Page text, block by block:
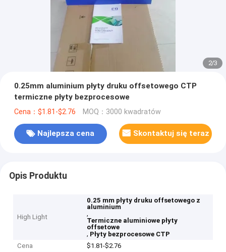
2/3
0.25mm aluminium płyty druku offsetowego CTP
termiczne płyty bezprocesowe
Cena：$1.81-$2.76 MOQ：3000 kwadratów
Najlepsza cena Skontaktuj się teraz
Opis Produktu
High Light
0.25 mm płyty druku offsetowego z
aluminium
,
Termiczne aluminiowe płyty
offsetowe
, Płyty bezprocesowe CTP
Cena
$1.81-$2.76